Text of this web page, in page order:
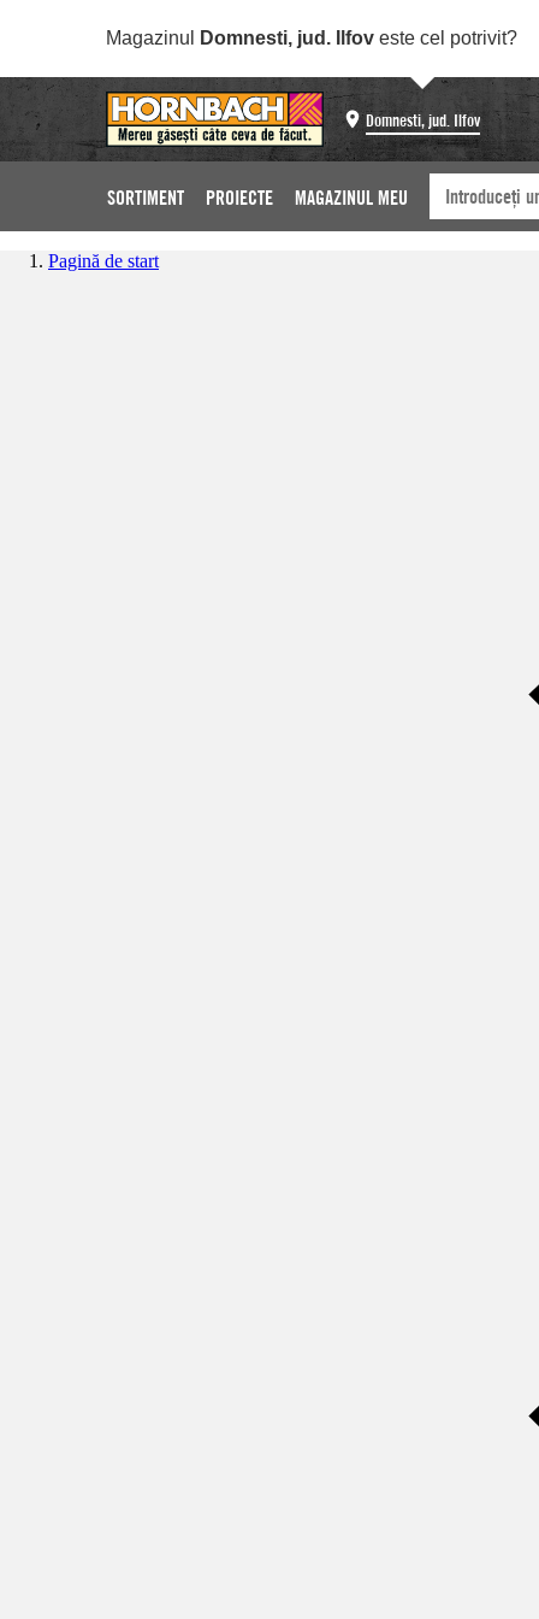
Magazinul Domnesti, jud. Ilfov este cel potrivit?
Domnesti, jud. Ilfov
SORTIMENT PROIECTE MAGAZINUL MEU
Pagină de start